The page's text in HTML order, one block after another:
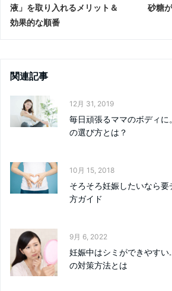
液」を取り入れるメリット＆
効果的な順番
砂糖
関連記事
12月 31, 2019
毎日頑張るママのボディ
の選び方とは？
10月 15, 2018
そろそろ妊娠したいなら
方ガイド
9月 6, 2022
妊娠中はシミができやす
の対策方法とは